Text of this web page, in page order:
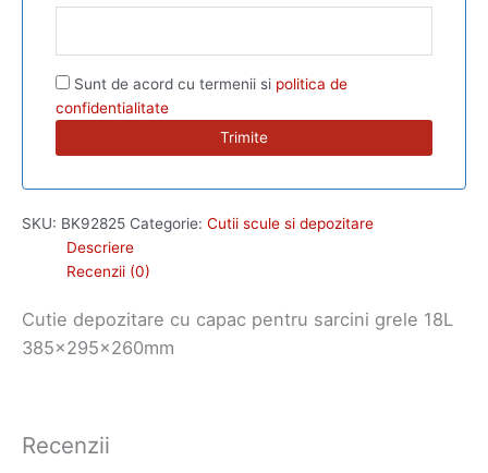
Sunt de acord cu termenii si politica de
confidentialitate
SKU: BK92825 Categorie: Cutii scule si depozitare
Descriere
Recenzii (0)
Cutie depozitare cu capac pentru sarcini grele 18L
385x295x260mm
Recenzii